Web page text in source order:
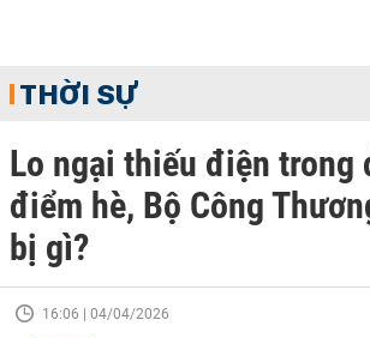
THỜI SỰ
Lo ngại thiếu điện trong
điểm hè, Bộ Công
bị gì?
16:06 | 04/04/2026